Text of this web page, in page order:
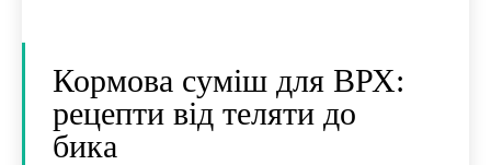
Кормова суміш для ВРХ:
рецепти від теляти до
бика